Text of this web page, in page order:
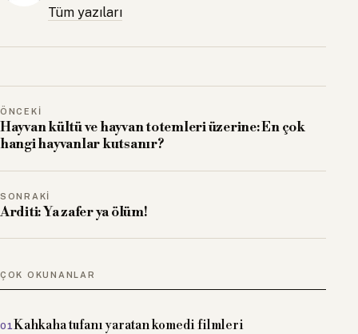
Tüm yazıları
ÖNCEKI
Hayvan kültü ve hayvan totemleri üzerine: En çok
hangi hayvanlar kutsanır?
SONRAKI
Arditi: Ya zafer ya ölüm!
ÇOK OKUNANLAR
Kahkaha tufanı yaratan komedi filmleri